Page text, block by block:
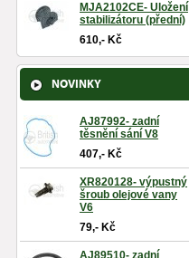
MJA2102CE- Uložení
stabilizátoru (přední)
610,- Kč
NOVINKY
AJ87992- zadní
těsnění sání V8
407,- Kč
XR820128- výpustný
šroub olejové vany
V6
79,- Kč
AJ89510- zadní